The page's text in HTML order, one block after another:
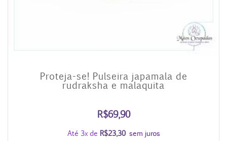
Proteja-se! Pulseira japamala de
rudraksha e malaquita
R$69,90
Até 3x de R$23,30 sem juros